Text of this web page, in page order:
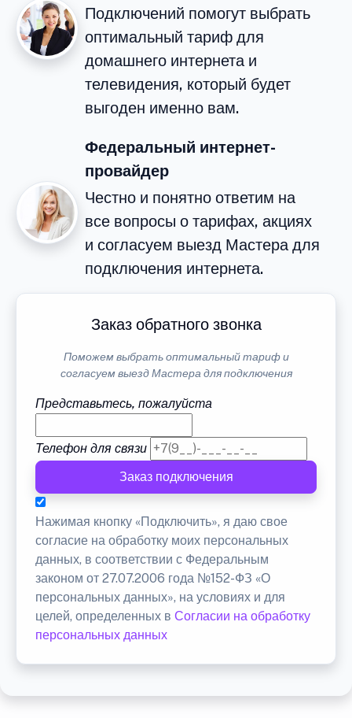
Подключений помогут выбрать
оптимальный тариф для
домашнего интернета и
телевидения, который будет
выгоден именно вам.
Федеральный интернет-
провайдер
Честно и понятно ответим на
все вопросы о тарифах, акциях
и согласуем выезд Мастера для
подключения интернета.
Заказ обратного звонка
Поможем выбрать оптимальный тариф и
согласуем выезд Мастера для подключения
Представьтесь, пожалуйста
Телефон для связи
Заказ подключения
Нажимая кнопку «Подключить», я даю свое
согласие на обработку моих персональных
данных, в соответствии с Федеральным
законом от 27.07.2006 года №152-ФЗ «О
персональных данных», на условиях и для
целей, определенных в Согласии на обработку
персональных данных